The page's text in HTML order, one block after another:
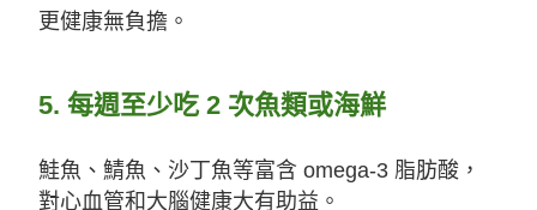
更健康無負擔。
5. 每週至少吃2 次魚類或海鮮
鮭魚、鯖魚、沙丁魚等富含 omega-3 脂肪酸，
對心血管和大腦健康大有助益。